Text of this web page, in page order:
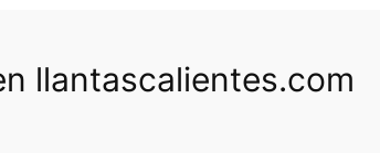
llantascalientes.com